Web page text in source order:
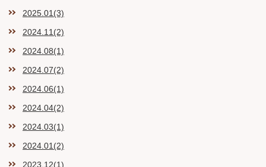
2025.01(3)
2024.11(2)
2024.08(1)
2024.07(2)
2024.06(1)
2024.04(2)
2024.03(1)
2024.01(2)
2023.12(1)